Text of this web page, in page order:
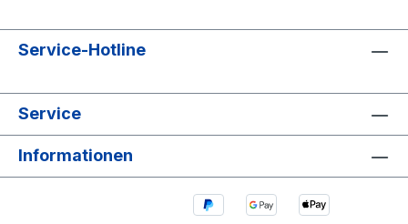
Service-Hotline
Service
Informationen